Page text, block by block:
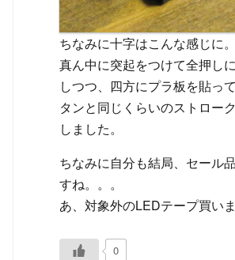
ちなみに十字はこんな感じに。
真ん中に突起をつけて全押し
しつつ、四方にプラ板を貼っ
タンと同じくらいのストロー
しました。
ちなみに自分も結局、セール
すね。。。
あ、対象外のLEDテープ買い
0